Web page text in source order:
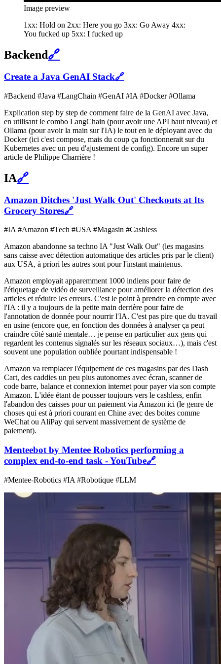
Image preview
1xx: Hold on 2xx: Here you go 3xx: Go Away 4xx:
You fucked up 5xx: I fucked up
Backend🔗
Create a Java GenAI Stack🔗
#Backend #Java #LangChain #GenAI #IA #Docker #Ollama
Explication step by step de comment faire de la GenAI avec Java,
en utilisant le combo LangChain (pour avoir une API haut niveau) et
Ollama (pour avoir la main sur l'IA) le tout en le déployant avec du
Docker (ici c'est compose, mais du coup ça fonctionnerait sur du
Kubernetes avec un peu d'ajustement de config). Encore un super
article de Philippe Charrière !
IA🔗
Amazon Ditches 'Just Walk Out' Checkouts at Its
Grocery Stores🔗
#IA #Amazon #Tech #USA #Magasin #Cashless
Amazon abandonne sa techno IA "Just Walk Out" (les magasins
sans caisse avec détection automatique des articles pris par le client)
aux USA, à priori les autres sont pour l'instant maintenus.
Amazon employait apparemment 1000 indiens pour faire de
l'étiquetage de vidéo de surveillance pour améliorer la détection des
articles et réduire les erreurs. C'est le point à prendre en compte avec
l'IA : il y a toujours de la petite main derrière pour faire de
l'annotation de donnée pour nourrir l'IA. C'est pas pire que du travail
en usine (encore que, en fonction des données à analyser ça peut
craindre côté santé mentale… je pense en particulier aux gens qui
regardent les contenus signalés sur les réseaux sociaux…), mais c'est
souvent une population oubliée pourtant indispensable !
Amazon va remplacer l'équipement de ces magasins par des Dash
Cart, des caddies un peu plus autonomes avec écran, scanner de
code barre, balance et connexion internet pour payer via son compte
Amazon. L'idée étant de pousser toujours vers le cashless, enfin
l'abandon des caisses pour un paiement via Amazon ici (le genre de
choses qui est à priori courant en Chine avec des boites comme
WeChat ou AliPay qui servent massivement de système de
paiement).
Menteebot by Mentee Robotics performing a
complex end-to-end task - YouTube🔗
#Mentee-Robotics #IA #Robotique #LLM